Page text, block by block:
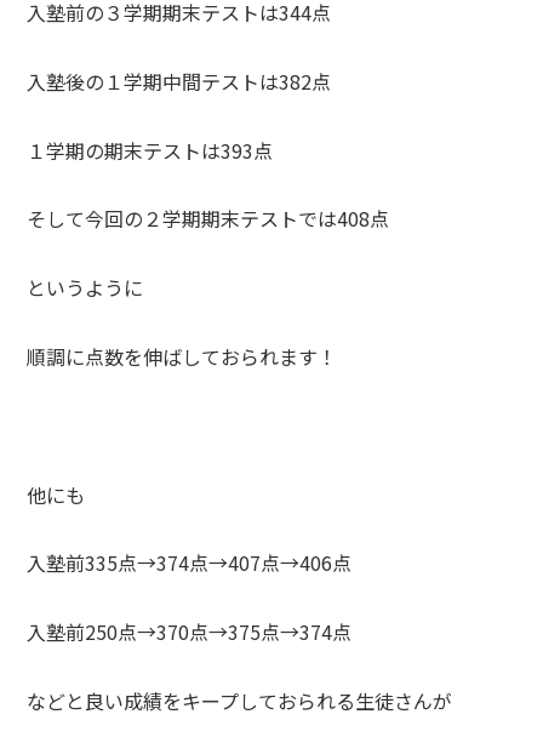
入塾前の３学期期末テストは344点
入塾後の１学期中間テストは382点
１学期の期末テストは393点
そして今回の２学期期末テストでは408点
というように
順調に点数を伸ばしておられます！
他にも
入塾前335点→374点→407点→406点
入塾前250点→370点→375点→374点
などと良い成績をキープしておられる生徒さんが